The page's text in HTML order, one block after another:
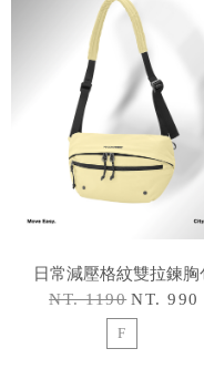
日常減壓格紋雙拉鍊胸
NT. 1190 NT. 990
F